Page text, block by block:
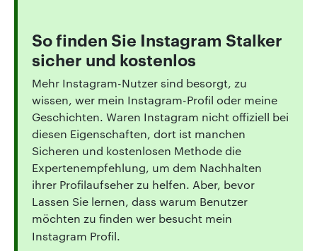
So finden Sie Instagram Stalker
sicher und kostenlos
Mehr Instagram-Nutzer sind besorgt, zu
wissen, wer mein Instagram-Profil oder meine
Geschichten. Waren Instagram nicht offiziell bei
diesen Eigenschaften, dort ist manchen
Sicheren und kostenlosen Methode die
Expertenempfehlung, um dem Nachhalten
ihrer Profilaufseher zu helfen. Aber, bevor
Lassen Sie lernen, dass warum Benutzer
möchten zu finden wer besucht mein
Instagram Profil.